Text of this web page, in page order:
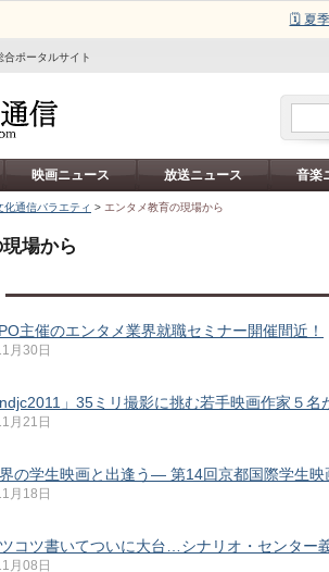
🗓️ 夏
ポータルサイト
映画ニュース 放送ニュース 音楽
化通信バラエティ > エンタメ教育の現場から
場から
主催のエンタメ業界就職セミナー開催間近！
月30日
ndjc2011」35ミリ撮影に挑む若手映画作家５名
月21日
の学生映画と出逢う― 第14回京都国際学生映
月18日
コツ書いてついに大台…シナリオ・センター
月08日